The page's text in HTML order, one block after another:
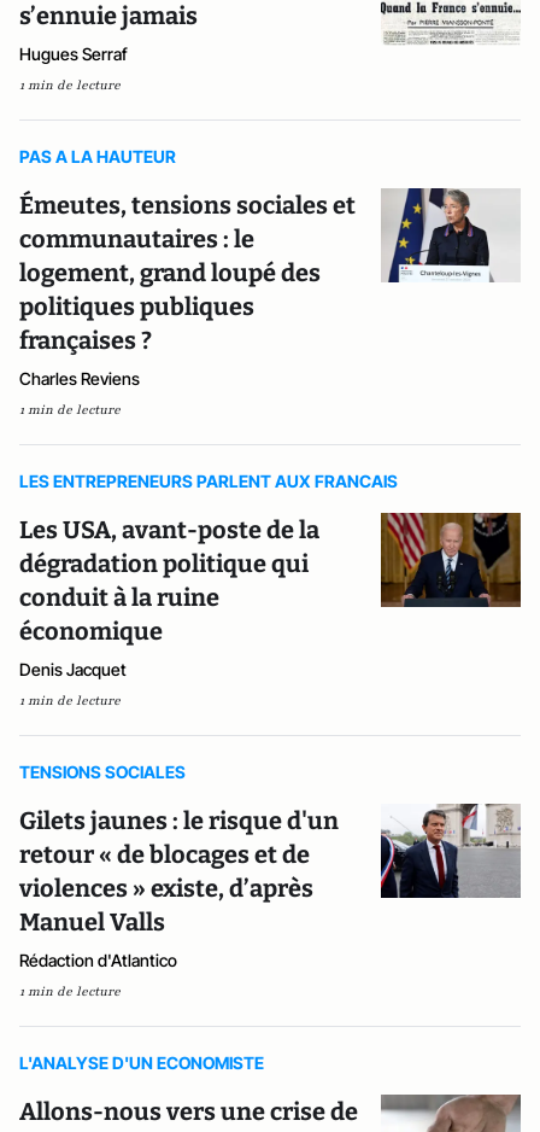
s’ennuie jamais
Hugues Serraf
1 min de lecture
PAS A LA HAUTEUR
Émeutes, tensions sociales et
communautaires : le
logement, grand loupé des
politiques publiques
françaises ?
Charles Reviens
1 min de lecture
LES ENTREPRENEURS PARLENT AUX FRANCAIS
Les USA, avant-poste de la
dégradation politique qui
conduit à la ruine
économique
Denis Jacquet
1 min de lecture
TENSIONS SOCIALES
Gilets jaunes : le risque d'un
retour « de blocages et de
violences » existe, d’après
Manuel Valls
Rédaction d'Atlantico
1 min de lecture
L'ANALYSE D'UN ECONOMISTE
Allons-nous vers une crise de